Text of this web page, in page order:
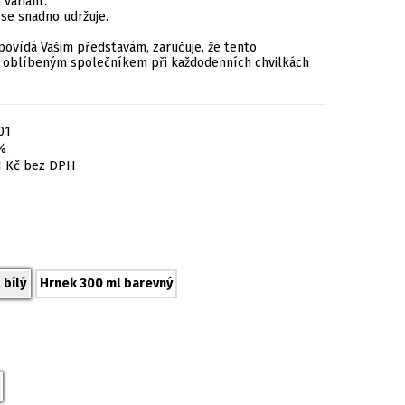
snadno udržuje.
Vašim představám, zaručuje, že tento
společníkem při každodenních chvilkách
Kč bez DPH
bílý Hrnek 300 ml barevný